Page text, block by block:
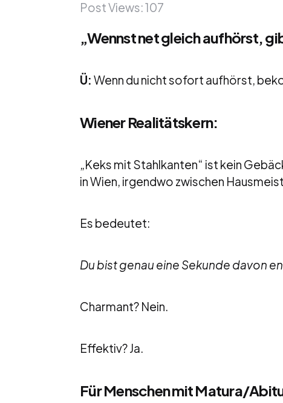
Post Views:107
„Wennst net gleich aufhörst,
Ü: Wenn du nicht sofort aufhörst,
Wiener Realitätskern:
„Keks mit Stahlkanten“ ist kein
in Wien, irgendwo zwischen
Es bedeutet:
Du bist genau eine Sekunde davon
Charmant? Nein.
Effektiv? Ja.
Für Menschen mit Matura/